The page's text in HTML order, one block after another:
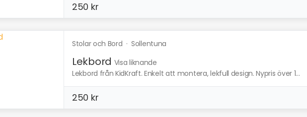
250 kr
Stolar och Bord · Sollentuna
Lekbord Visa liknande
Lekbord från KidKraft. Enkelt att montera, lekfull design. Nypris över 1...
250 kr